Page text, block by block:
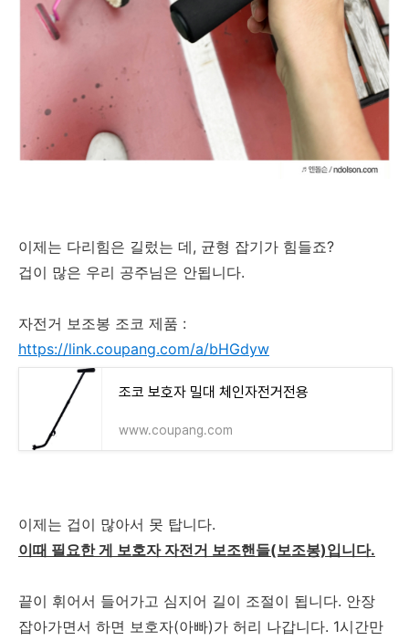
이제는 다리힘은 길렀는 데, 균형 잡기가 힘들죠?
겁이 많은 우리 공주님은 안됩니다.
자전거 보조봉 조코 제품 :
https://link.coupang.com/a/bHGdyw
조코 보호자 밀대 체인자전거전용
www.coupang.com
이제는 겁이 많아서 못 탑니다.
이때 필요한 게 보호자 자전거 보조핸들(보조봉)입니다.
끝이 휘어서 들어가고 심지어 길이 조절이 됩니다. 안장
잡아가면서 하면 보호자(아빠)가 허리 나갑니다. 1시간만